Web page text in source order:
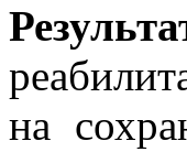
на